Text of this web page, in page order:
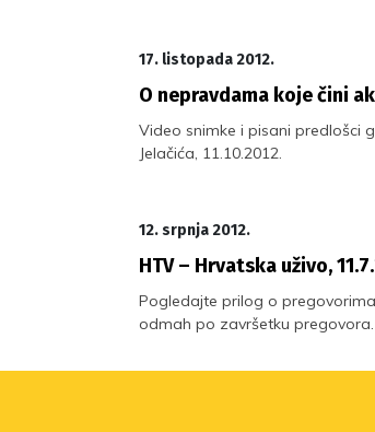
17. listopada 2012.
O nepravdama koje čini
Video snimke i pisani predlošci
Jelačića, 11.10.2012.
12. srpnja 2012.
HTV – Hrvatska uživo,
Pogledajte prilog o
odmah po završetku pregovora.